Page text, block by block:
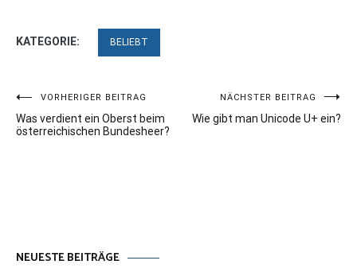
KATEGORIE: BELIEBT
Beitragsnavigation
VORHERIGER BEITRAG
Was verdient ein Oberst beim
österreichischen Bundesheer?
NÄCHSTER BEITRAG
Wie gibt man Unicode U+ ein?
NEUESTE BEITRÄGE